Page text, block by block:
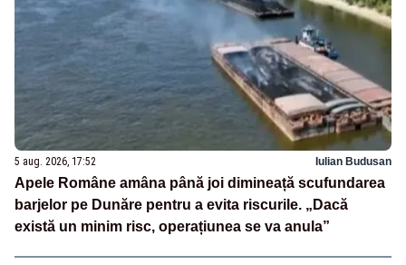
5 aug. 2026, 17:52 Iulian Budusan
Apele Române amâna până joi dimineață scufundarea
barjelor pe Dunăre pentru a evita riscurile. „Dacă
există un minim risc, operațiunea se va anula”